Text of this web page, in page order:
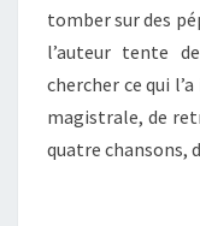
tomber sur des
l’auteur tente
chercher ce qui
magistrale, de
quatre chansons,